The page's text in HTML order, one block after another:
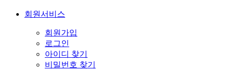
회원서비스
회원가입
로그인
아이디 찾기
비밀번호 찾기